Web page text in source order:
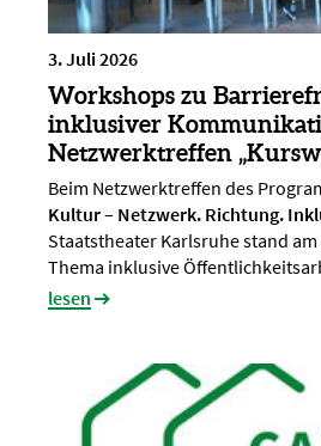
3. Juli 2026
Workshops zu
inklusiver
Netzwerktreffen
Beim Netzwerktreffen des
Kultur – Netzwerk. Richtung.
Staatstheater Karlsruhe stand am
Thema inklusive
lesen